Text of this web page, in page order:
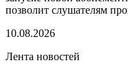
позволит слушателям
10.08.2026
Лента новостей